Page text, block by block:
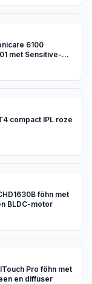
6100
met Sensitive-
compact IPL roze
föhn met
BLDC-motor
Pro föhn met
en diffuser